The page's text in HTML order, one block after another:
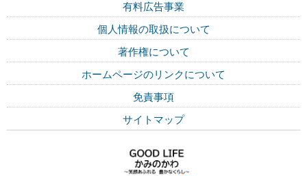
有料広告事業
個人情報の取扱について
著作権について
ホームページのリンクについて
免責事項
サイトマップ